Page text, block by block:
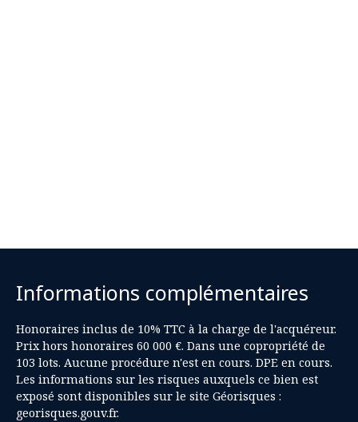
Informations complémentaires
Honoraires inclus de 10% TTC à la charge de l'acquéreur.
Prix hors honoraires 60 000 €. Dans une copropriété de
103 lots. Aucune procédure n'est en cours. DPE en cours.
Les informations sur les risques auxquels ce bien est
exposé sont disponibles sur le site Géorisques :
georisques.gouv.fr.